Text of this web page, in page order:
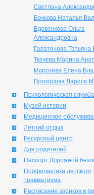
Светлана
Бочкова Наталья
Вдовенкова Ольга
Александровна
Галатонова Татьяна
Ткачева Марина
Морозова Елена
Прохорова Лариса
Психологическая служба
Музей истории
Медицинское
Летний отдых
Ресурсный центр
Для родителей
Паспорт Дорожной
Профилактика детского
травматизма
Расписание звонков и